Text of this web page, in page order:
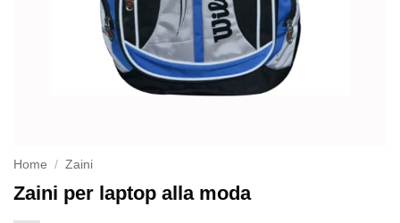
Home / Zaini
Zaini per laptop alla moda